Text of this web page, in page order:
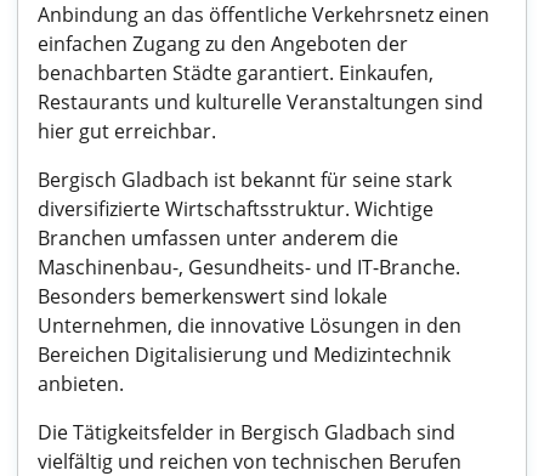
Anbindung an das öffentliche Verkehrsnetz einen
einfachen Zugang zu den Angeboten der
benachbarten Städte garantiert. Einkaufen,
Restaurants und kulturelle Veranstaltungen sind
hier gut erreichbar.
Bergisch Gladbach ist bekannt für seine stark
diversifizierte Wirtschaftsstruktur. Wichtige
Branchen umfassen unter anderem die
Maschinenbau-, Gesundheits- und IT-Branche.
Besonders bemerkenswert sind lokale
Unternehmen, die innovative Lösungen in den
Bereichen Digitalisierung und Medizintechnik
anbieten.
Die Tätigkeitsfelder in Bergisch Gladbach sind
vielfältig und reichen von technischen Berufen